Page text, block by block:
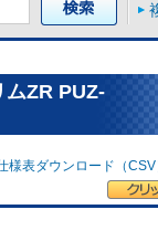
ムZR PUZ-
様表ダウンロード（